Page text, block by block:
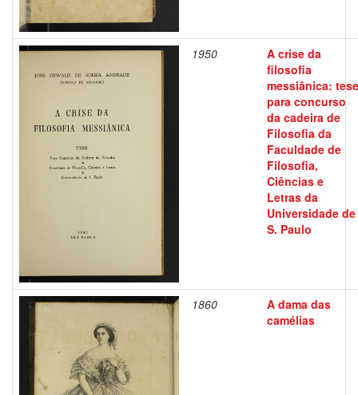
1950
A crise da
filosofia
messiânica: tese
para concurso
da cadeira de
Filosofia da
Faculdade de
Filosofia,
Ciências e
Letras da
Universidade de
S. Paulo
1860
A dama das
camélias